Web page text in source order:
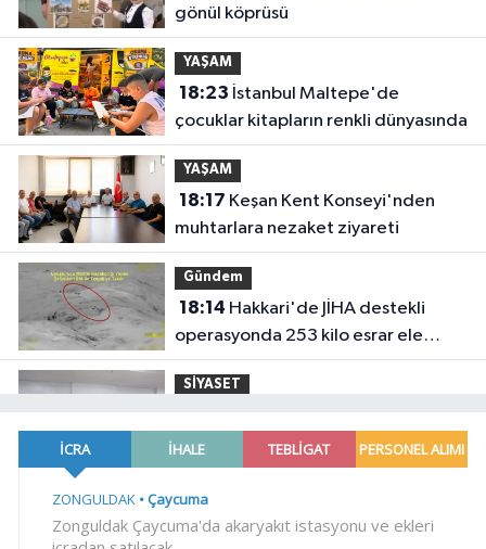
gönül köprüsü
YAŞAM
18:23
çocuklar kitapların renkli dünyasında
YAŞAM
18:17
muhtarlara nezaket ziyareti
Gündem
18:14
operasyonda 253 kilo esrar ele
geçirildi
SİYASET
komisyonlar yeniden şekillendi
18:00Keşan eski İlçe Millî Eğitim